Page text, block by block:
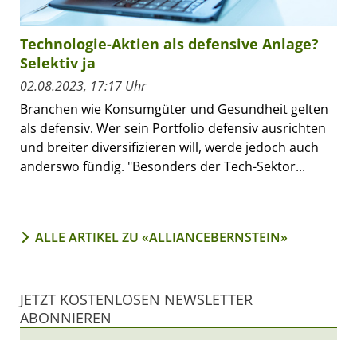
Technologie-Aktien als defensive Anlage?
Selektiv ja
02.08.2023, 17:17 Uhr
Branchen wie Konsumgüter und Gesundheit gelten
als defensiv. Wer sein Portfolio defensiv ausrichten
und breiter diversifizieren will, werde jedoch auch
anderswo fündig. "Besonders der Tech-Sektor...
ALLE ARTIKEL ZU «ALLIANCEBERNSTEIN»
JETZT KOSTENLOSEN NEWSLETTER
ABONNIEREN